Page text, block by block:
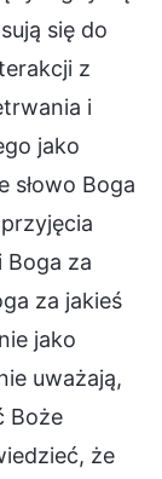
się do
z
i
jako
słowo Boga
Boga za
za jakieś
jako
uważają,
Boże
że